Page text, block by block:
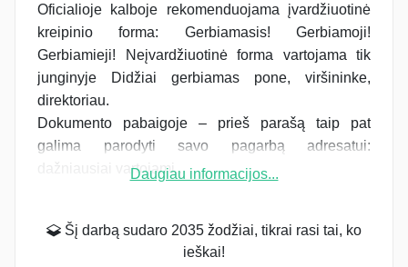
Oficialioje kalboje rekomenduojama įvardžiuotinė
kreipinio forma: Gerbiamasis! Gerbiamoji!
Gerbiamieji! Neįvardžiuotinė forma vartojama tik
junginyje Didžiai gerbiamas pone, viršininke,
direktoriau.
Dokumento pabaigoje – prieš parašą taip pat
galima parodyti savo pagarbą adresatui:
dažniausiai vartojami...Daugiau informacijos...
Šį darbą sudaro 2035 žodžiai, tikrai rasi tai, ko
ieškai!